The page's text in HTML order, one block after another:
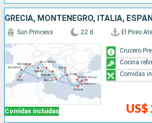
Comidas incluidas
Sun Princess 22 d El Pireo
US$
Crucero
Cocina
Comidas